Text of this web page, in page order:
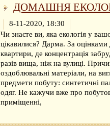
ДОМАШНЯ
8-11-2020, 18:30
Чи знаєте ви, яка екологія у
цікавилися? Дарма. За оцінками
квартири, де концентрація
разів вища, ніж на вулиці.
оздоблювальні матеріали, на
предмети побуту: синтетичні
одяг. Не кажучи вже про
приміщенні,